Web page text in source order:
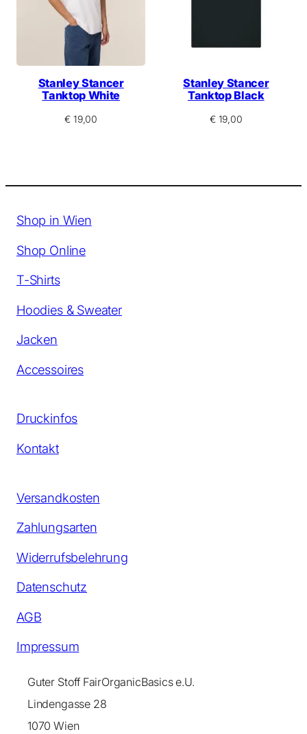
Stanley Stancer
Tanktop White
€ 19,00
Stanley Stancer
Tanktop Black
€19,00
Shop in Wien
Shop Online
T-Shirts
Hoodies & Sweater
Jacken
Accessoires
Druckinfos
Kontakt
Versandkosten
Zahlungsarten
Widerrufsbelehrung
Datenschutz
AGB
Impressum
Guter Stoff FairOrganicBasics e.U.
Lindengasse 28
1070 Wien